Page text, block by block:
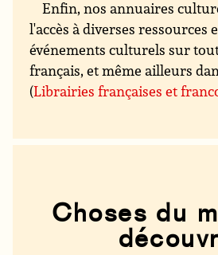
Enfin, nos annuaires
l'accès à diverses ressources
événements culturels sur
français, et même ailleurs
(Librairies françaises et
Choses du